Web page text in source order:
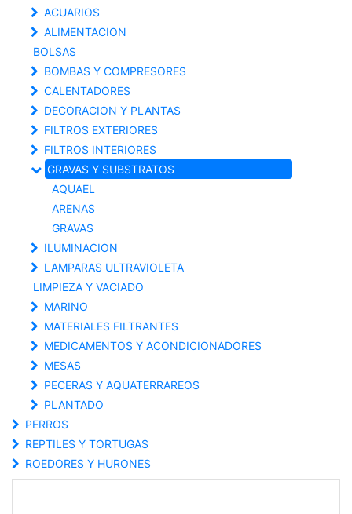
ACUARIOS
ALIMENTACION
BOLSAS
BOMBAS Y COMPRESORES
CALENTADORES
DECORACION Y PLANTAS
FILTROS EXTERIORES
FILTROS INTERIORES
GRAVAS Y SUBSTRATOS
AQUAEL
ARENAS
GRAVAS
ILUMINACION
LAMPARAS ULTRAVIOLETA
LIMPIEZA Y VACIADO
MARINO
MATERIALES FILTRANTES
MEDICAMENTOS Y ACONDICIONADORES
MESAS
PECERAS Y AQUATERRAREOS
PLANTADO
PERROS
REPTILES Y TORTUGAS
ROEDORES Y HURONES